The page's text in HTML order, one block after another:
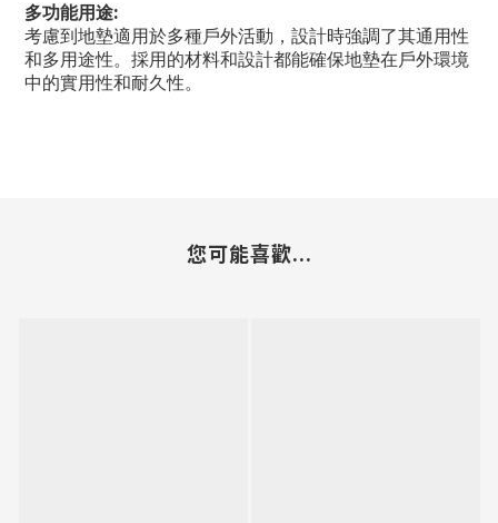
多功能用途:
考慮到地墊適用於多種戶外活動，設計時強調了其通用性
和多用途性。採用的材料和設計都能確保地墊在戶外環境
中的實用性和耐久性。
您可能喜歡...